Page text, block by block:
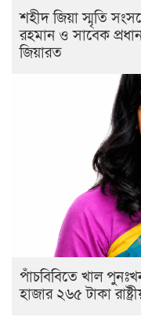
শহীদ জিয়া স্মৃতি
রহমান ও সাবেক
জিয়ারত
পাঁচবিবিতে খাল
হাজার ২৬৫ টাকা